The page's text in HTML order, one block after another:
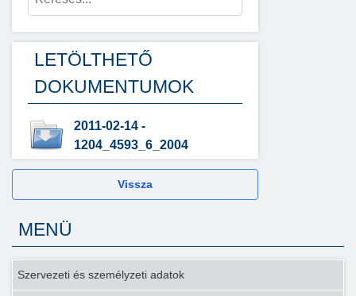
LETÖLTHETŐ
DOKUMENTUMOK
2011-02-14 -
1204_4593_6_2004
Vissza
MENÜ
Szervezeti és személyzeti adatok